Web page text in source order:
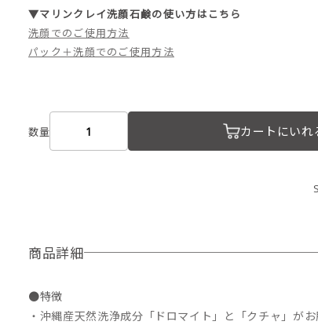
▼マリンクレイ洗顔石鹸の使い方はこちら
洗顔でのご使用方法
パック＋洗顔でのご使用方法
数量 カートにいれ
商品詳細
●特徴
・沖縄産天然洗浄成分「ドロマイト」と「クチャ」が